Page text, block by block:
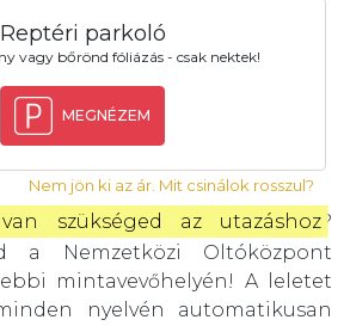
Reptéri parkoló
vagy bőrönd fóliázás - csak nektek!
MEGNÉZEM
Nem jön ki az ár. Mit csinálok rosszul?
szükséged az utazáshoz ?
a Nemzetközi Oltóközpont
mintavevőhelyén! A leletet
nyelvén automatikusan